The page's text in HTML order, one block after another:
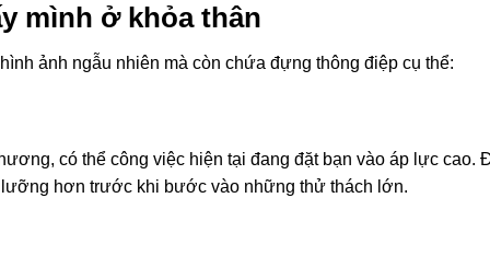
mình ở khỏa thân
ảnh ngẫu nhiên mà còn chứa đựng thông điệp cụ thể:
có thể công việc hiện tại đang đặt bạn vào áp lực cao.
hơn trước khi bước vào những thử thách lớn.